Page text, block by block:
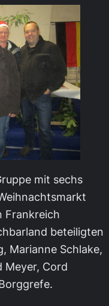
mit sechs
Frankreich
beteiligten
Marianne Schlake,
Meyer, Cord